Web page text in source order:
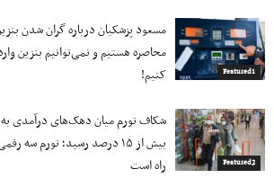
Featured1
مسعود پزشکیان درباره گران شدن
محاصره هستیم و نمی‌توانیم بنزین
کنیم!
Featured2
شکاف تورم میان دهک‌های درآمدی به
بیش از ۱۵ درصد رسید؛ تورم سه
راه است